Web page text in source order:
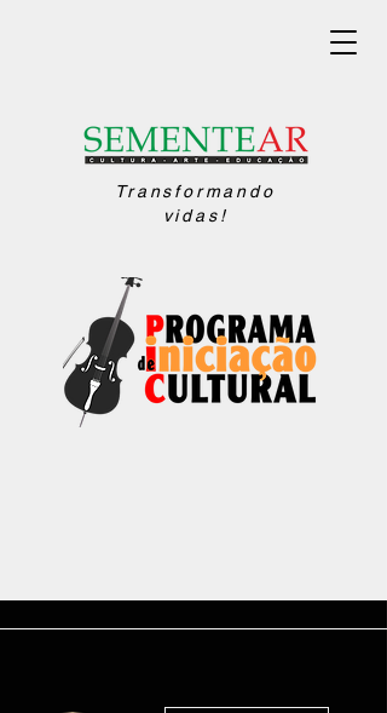
Transformando
vidas!